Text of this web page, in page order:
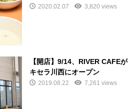
2020.02.07 3,820 views
【開店】9/14、RIVER CAFEが
キセラ川西にオープン
2019.08.22 7,261 views